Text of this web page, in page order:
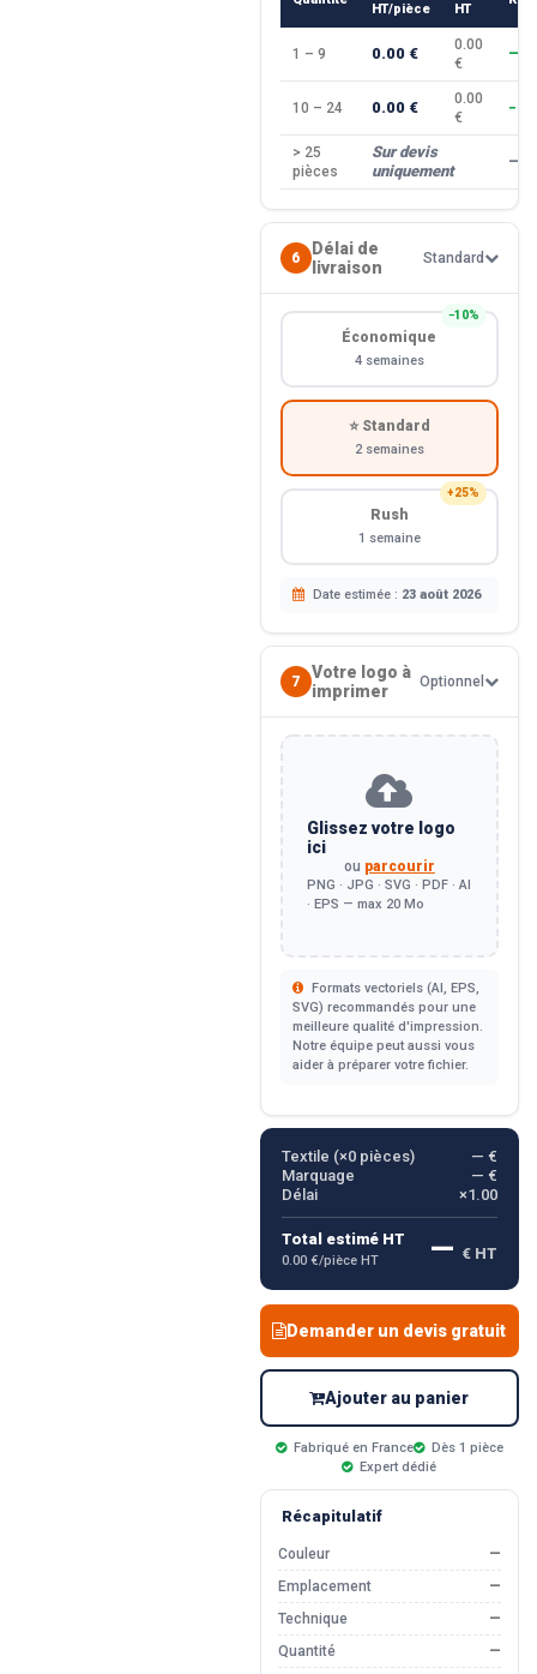
HT/pièce HT
1 – 9 0.00 €
0.00
€
—
10 – 24 0.00 €
0.00
€
> 25
pièces
Sur devis
uniquement
—
6
Délai de
livraison
Standard
−10%
Économique
4 semaines
⭐ Standard
2 semaines
+25%
Rush
1 semaine
Date estimée : 23 août 2026
7
Votre logo à
imprimer
Optionnel
Glissez votre logo
ici
ou parcourir
PNG · JPG · SVG · PDF · AI
· EPS — max 20 Mo
Formats vectoriels (AI, EPS,
SVG) recommandés pour une
meilleure qualité d'impression.
Notre équipe peut aussi vous
aider à préparer votre fichier.
Textile (×0pièces)
— €
Marquage
— €
Délai
×1.00
Total estimé HT
0.00 €/pièce HT — € HT
Demander un devis gratuit
Ajouter au panier
Fabriqué en France
Dès 1 pièce
Expert dédié
Récapitulatif
Couleur
—
Emplacement
—
Technique
—
Quantité
—